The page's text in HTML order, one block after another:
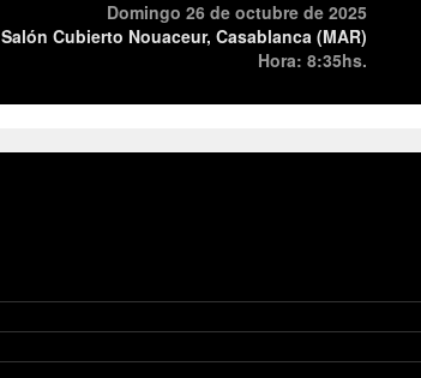
Domingo 26 de octubre de 2025
Salón Cubierto Nouaceur, Casablanca (MAR)
Hora: 8:35hs.